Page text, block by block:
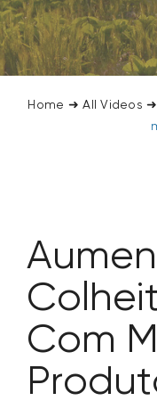
SEARCH
FOR:
Home ➜All Videos ➜
Com